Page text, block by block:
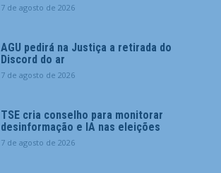
7 de agosto de 2026
AGU pedirá na Justiça a retirada do
Discord do ar
7 de agosto de 2026
TSE cria conselho para monitorar
desinformação e IA nas eleições
7 de agosto de 2026